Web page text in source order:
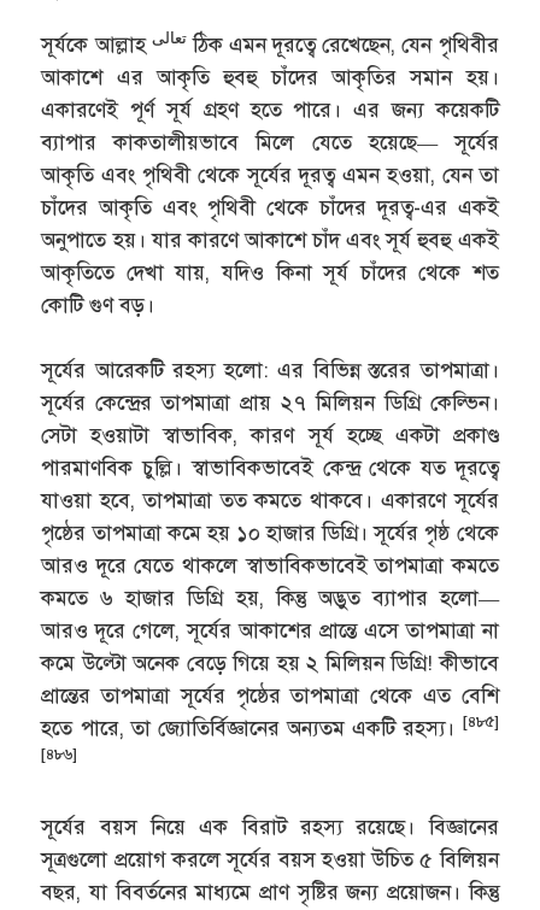
সূর্যকে আল্লাহ تعالىঠিক এমন দূরত্বে রেখেছেন, যেন পৃথিবীর
আকাশে এর আকৃতি হুবহু চাঁদের আকৃতির সমান হয়।
একারণেই পূর্ণ সূর্য গ্রহণ হতে পারে। এর জন্য কয়েকটি
ব্যাপার কাকতালীয়ভাবে মিলে যেতে হয়েছে— সূর্যের
আকৃতি এবং পৃথিবী থেকে সূর্যের দূরত্ব এমন হওয়া, যেন তা
চাঁদের আকৃতি এবং পৃথিবী থেকে চাঁদের দূরত্ব-এর একই
অনুপাতে হয়। যার কারণে আকাশে চাঁদ এবং সূর্য হুবহু একই
আকৃতিতে দেখা যায়, যদিও কিনা সূর্য চাঁদের থেকে শত
কোটি গুণ বড়।
সূর্যের আরেকটি রহস্য হলো: এর বিভিন্ন স্তরের তাপমাত্রা।
সূর্যের কেন্দ্রের তাপমাত্রা প্রায় ২৭ মিলিয়ন ডিগ্রি কেল্ভিন।
সেটা হওয়াটা স্বাভাবিক, কারণ সূর্য হচ্ছে একটা প্রকাণ্ড
পারমাণবিক চুল্লি। স্বাভাবিকভাবেই কেন্দ্র থেকে যত দূরত্বে
যাওয়া হবে, তাপমাত্রা তত কমতে থাকবে। একারণে সূর্যের
পৃষ্ঠের তাপমাত্রা কমে হয় ১০ হাজার ডিগ্রি। সূর্যের পৃষ্ঠ থেকে
আরও দূরে যেতে থাকলে স্বাভাবিকভাবেই তাপমাত্রা কমতে
কমতে ৬ হাজার ডিগ্রি হয়, কিন্তু অদ্ভুত ব্যাপার হলো—
আরও দূরে গেলে, সূর্যের আকাশের প্রান্তে এসে তাপমাত্রা না
কমে উল্টো অনেক বেড়ে গিয়ে হয় ২ মিলিয়ন ডিগ্রি! কীভাবে
প্রান্তের তাপমাত্রা সূর্যের পৃষ্ঠের তাপমাত্রা থেকে এত বেশি
হতে পারে, তা জ্যোতির্বিজ্ঞানের অন্যতম একটি রহস্য। [৪৮৫]
[৪৮৬]
সূর্যের বয়স নিয়ে এক বিরাট রহস্য রয়েছে। বিজ্ঞানের
সূত্রগুলো প্রয়োগ করলে সূর্যের বয়স হওয়া উচিত ৫ বিলিয়ন
বছর, যা বিবর্তনের মাধ্যমে প্রাণ সৃষ্টির জন্য প্রয়োজন। কিন্তু